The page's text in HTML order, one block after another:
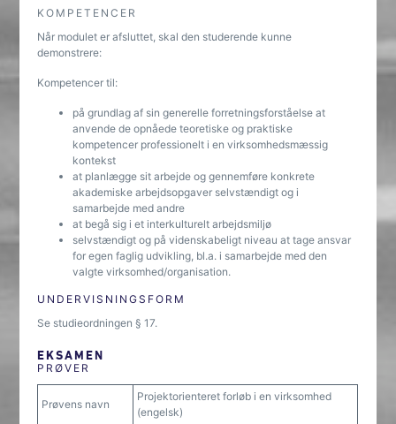
KOMPETENCER
Når modulet er afsluttet, skal den studerende kunne
demonstrere:
Kompetencer til:
på grundlag af sin generelle forretningsforståelse at
anvende de opnåede teoretiske og praktiske
kompetencer professionelt i en virksomhedsmæssig
kontekst
at planlægge sit arbejde og gennemføre konkrete
akademiske arbejdsopgaver selvstændigt og i
samarbejde med andre
at begå sig i et interkulturelt arbejdsmiljø
selvstændigt og på videnskabeligt niveau at tage ansvar
for egen faglig udvikling, bl.a. i samarbejde med den
valgte virksomhed/organisation.
UNDERVISNINGSFORM
Se studieordningen § 17.
EKSAMEN
PRØVER
Prøvens navn
Projektorienteret forløb i en virksomhed
(engelsk)